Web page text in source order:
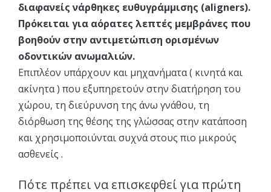
διαφανείς νάρθηκες ευθυγράμμισης (aligners).
Πρόκειται για αόρατες λεπτές μεμβράνες που
βοηθούν στην αντιμετώπιση ορισμένων
οδοντικών ανωμαλιών.
Επιπλέον υπάρχουν και μηχανήματα ( κινητά και
ακίνητα ) που εξυπηρετούν στην διατήρηση του
χώρου, τη διεύρυνση της άνω γνάθου, τη
διόρθωση της θέσης της γλώσσας στην κατάποση
και χρησιμοποιύνται συχνά στους πιο μικρούς
ασθενείς .
Πότε πρέπει να επισκεφθεί για πρώτη